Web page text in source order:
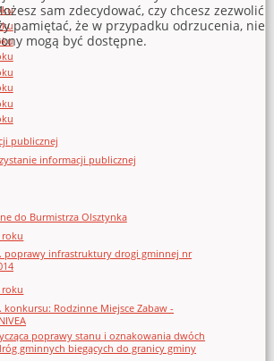
publicznej
informacji publicznej
do Burmistrza Olsztynka
roku
poprawy infrastruktury drogi gminnej nr
roku
konkursu: Rodzinne Miejsce Zabaw -
poprawy stanu i oznakowania dwóch
gminnych biegących do granicy gminy
sam zdecydować, czy chcesz zezwolić
pamiętać, że w przypadku odrzucenia, nie
mogą być dostępne.